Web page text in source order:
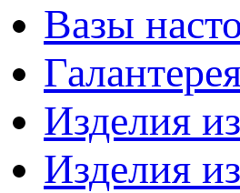
Вазы
Изделия
Изделия